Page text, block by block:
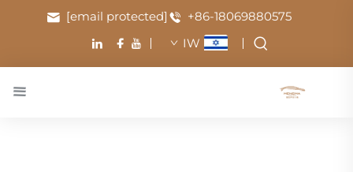
+86-18069880575
[email protected]
IW